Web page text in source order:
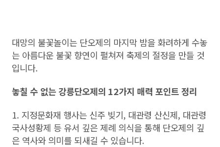
대망의 불꽃놀이는 단오제의 마지막 밤을 화려하게 수놓
는 아름다운 불꽃 향연이 펼쳐져 축제의 절정을 만들 것
입니다.
놓칠 수 없는 강릉단오제의 12가지 매력 포인트 정리
1. 지정문화재 행사는 신주 빚기, 대관령 산신제, 대관령
국사성황제 등 유서 깊은 제례 의식을 통해 단오제의 깊
은 역사와 의미를 되새길 수 있습니다.